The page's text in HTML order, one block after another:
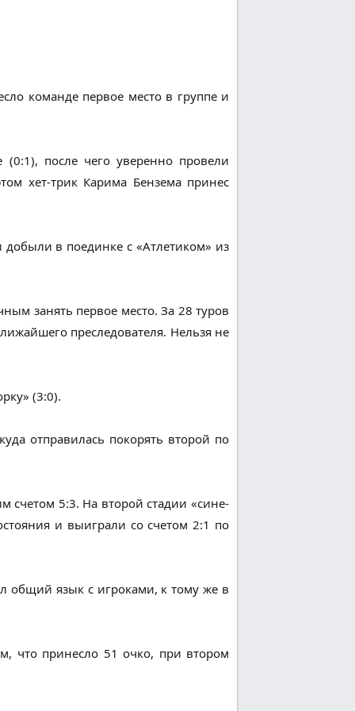
команде первое место в группе и
после чего уверенно провели
хет-трик Карима Бензема принес
в поединке с «Атлетиком» из
занять первое место. За 28 туров
преследователя. Нельзя не
(3:0).
отправилась покорять второй по
счетом 5:3. На второй стадии «сине-
и выиграли со счетом 2:1 по
общий язык с игроками, к тому же в
что принесло 51 очко, при втором